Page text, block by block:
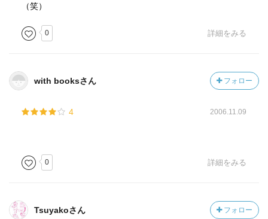
（笑）
0 詳細をみる
with booksさん フォロー
4 2006.11.09
0 詳細をみる
Tsuyakoさん フォロー